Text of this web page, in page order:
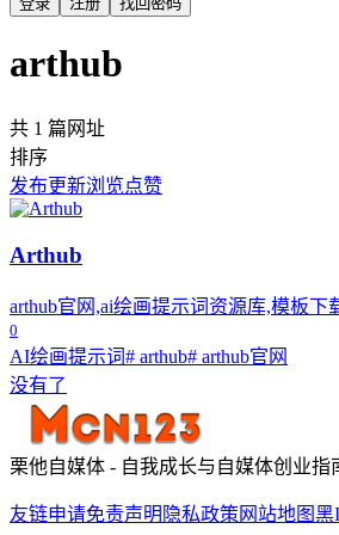
arthub
共 1 篇网址
排序
发布更新浏览点赞
Arthub
arthub官网,ai绘画提示词资源库,模板下
0
AI绘画提示词# arthub# arthub官网
没有了
栗他自媒体 - 自我成长与自媒体创业指
友链申请免责声明 隐私政策 网站地图黑